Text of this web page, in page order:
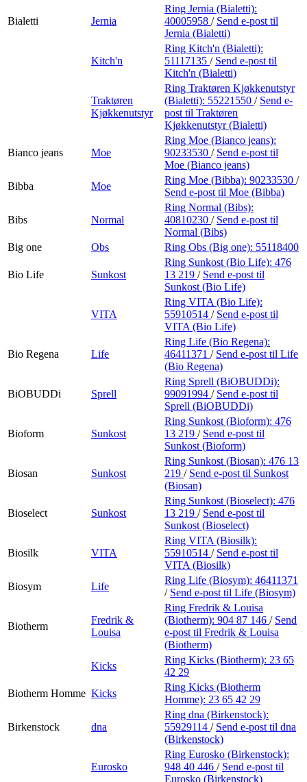
Bialetti Jernia
Ring Jernia (Bialetti):
40005958 / Send e-post til
Jernia (Bialetti)
Kitch'n
Ring Kitch'n (Bialetti):
51117135 / Send e-post til
Kitch'n (Bialetti)
Traktøren
Kjøkkenutstyr
Ring Traktøren Kjøkkenutstyr
(Bialetti): 55221550 / Send e-
post til Traktøren
Kjøkkenutstyr (Bialetti)
Bianco jeans Moe
Ring Moe (Bianco jeans):
90233530 / Send e-post til
Moe (Bianco jeans)
Bibba
Moe
Ring Moe (Bibba): 90233530 /
Send e-post til Moe (Bibba)
Bibs Normal
Ring Normal (Bibs):
40810230 / Send e-post til
Normal (Bibs)
Big one
Obs Ring Obs (Big one): 55118400
Bio Life Sunkost
Ring Sunkost (Bio Life): 476
13 219 / Send e-post til
Sunkost (Bio Life)
VITA
Ring VITA (Bio Life):
55910514 / Send e-post til
VITA (Bio Life)
Bio Regena Life
Ring Life (Bio Regena):
46411371 / Send e-post til Life
(Bio Regena)
BiOBUDDi Sprell
Ring Sprell (BiOBUDDi):
99091994 / Send e-post til
Sprell (BiOBUDDi)
Bioform Sunkost
Ring Sunkost (Bioform): 476
13 219 / Send e-post til
Sunkost (Bioform)
Biosan Sunkost
Ring Sunkost (Biosan): 476 13
219 / Send e-post til Sunkost
(Biosan)
Bioselect Sunkost
Ring Sunkost (Bioselect): 476
13 219 / Send e-post til
Sunkost (Bioselect)
Biosilk VITA
Ring VITA (Biosilk):
55910514 / Send e-post til
VITA (Biosilk)
Biosym
Life
Ring Life (Biosym): 46411371
/ Send e-post til Life (Biosym)
Biotherm
Fredrik &
Louisa
Ring Fredrik & Louisa
(Biotherm): 904 87 146 / Send
e-post til Fredrik & Louisa
(Biotherm)
Kicks
Ring Kicks (Biotherm): 23 65
42 29
Biotherm Homme Kicks
Ring Kicks (Biotherm
Homme): 23 65 42 29
Birkenstock dna
Ring dna (Birkenstock):
55929114 / Send e-post til dna
(Birkenstock)
Eurosko
Ring Eurosko (Birkenstock):
948 40 446 / Send e-post til
Eurosko (Birkenstock)